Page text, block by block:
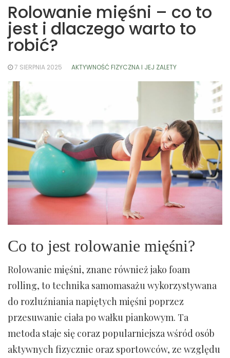
Rolowanie mięśni – co to
jest i dlaczego warto to
robić?
7 SIERPNIA 2025 AKTYWNOŚĆ FIZYCZNA I JEJ ZALETY
Co to jest rolowanie mięśni?
Rolowanie mięśni, znane również jako foam
rolling, to technika samomasażu wykorzystywana
do rozluźniania napiętych mięśni poprzez
przesuwanie ciała po wałku piankowym. Ta
metoda staje się coraz popularniejsza wśród osób
aktywnych fizycznie oraz sportowców, ze względu